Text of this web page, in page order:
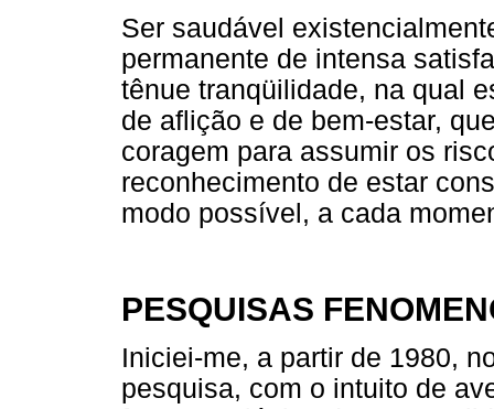
Ser saudável
permanente de intensa
tênue tranqüilidade, na qual
de aflição e de bem-estar,
coragem para assumir os
reconhecimento de estar
modo possível, a cada
PESQUISAS
Iniciei-me, a partir de 1980,
pesquisa, com o intuito de